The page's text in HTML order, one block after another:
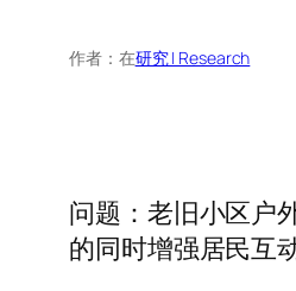
作者： 在研究 | Research
问题：老旧小区户
的同时增强居民互